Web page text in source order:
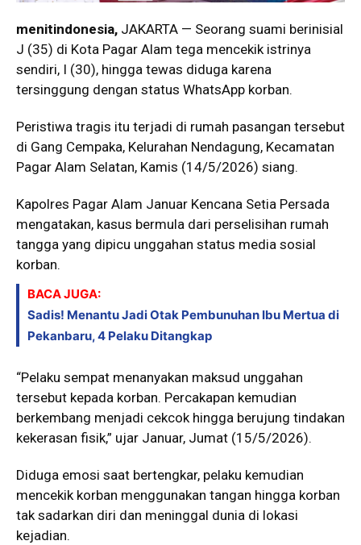
menitindonesia, JAKARTA — Seorang suami berinisial
J (35) di Kota Pagar Alam tega mencekik istrinya
sendiri, I (30), hingga tewas diduga karena
tersinggung dengan status WhatsApp korban.
Peristiwa tragis itu terjadi di rumah pasangan tersebut
di Gang Cempaka, Kelurahan Nendagung, Kecamatan
Pagar Alam Selatan, Kamis (14/5/2026) siang.
Kapolres Pagar Alam Januar Kencana Setia Persada
mengatakan, kasus bermula dari perselisihan rumah
tangga yang dipicu unggahan status media sosial
korban.
BACA JUGA:
Sadis! Menantu Jadi Otak Pembunuhan Ibu Mertua di
Pekanbaru, 4 Pelaku Ditangkap
“Pelaku sempat menanyakan maksud unggahan
tersebut kepada korban. Percakapan kemudian
berkembang menjadi cekcok hingga berujung tindakan
kekerasan fisik,” ujar Januar, Jumat (15/5/2026).
Diduga emosi saat bertengkar, pelaku kemudian
mencekik korban menggunakan tangan hingga korban
tak sadarkan diri dan meninggal dunia di lokasi
kejadian.